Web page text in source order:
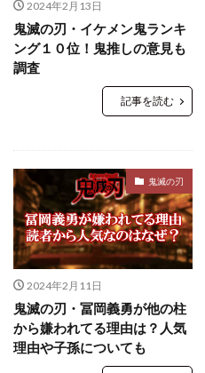
2024年2月13日
鬼滅の刃・イケメン鬼ランキ
ング１０位！鬼推しの意見も
調査
記事を読む
鬼滅の刃
2024年2月11日
鬼滅の刃・冨岡義勇が他の柱
から嫌われてる理由は？人気
理由や子孫についても